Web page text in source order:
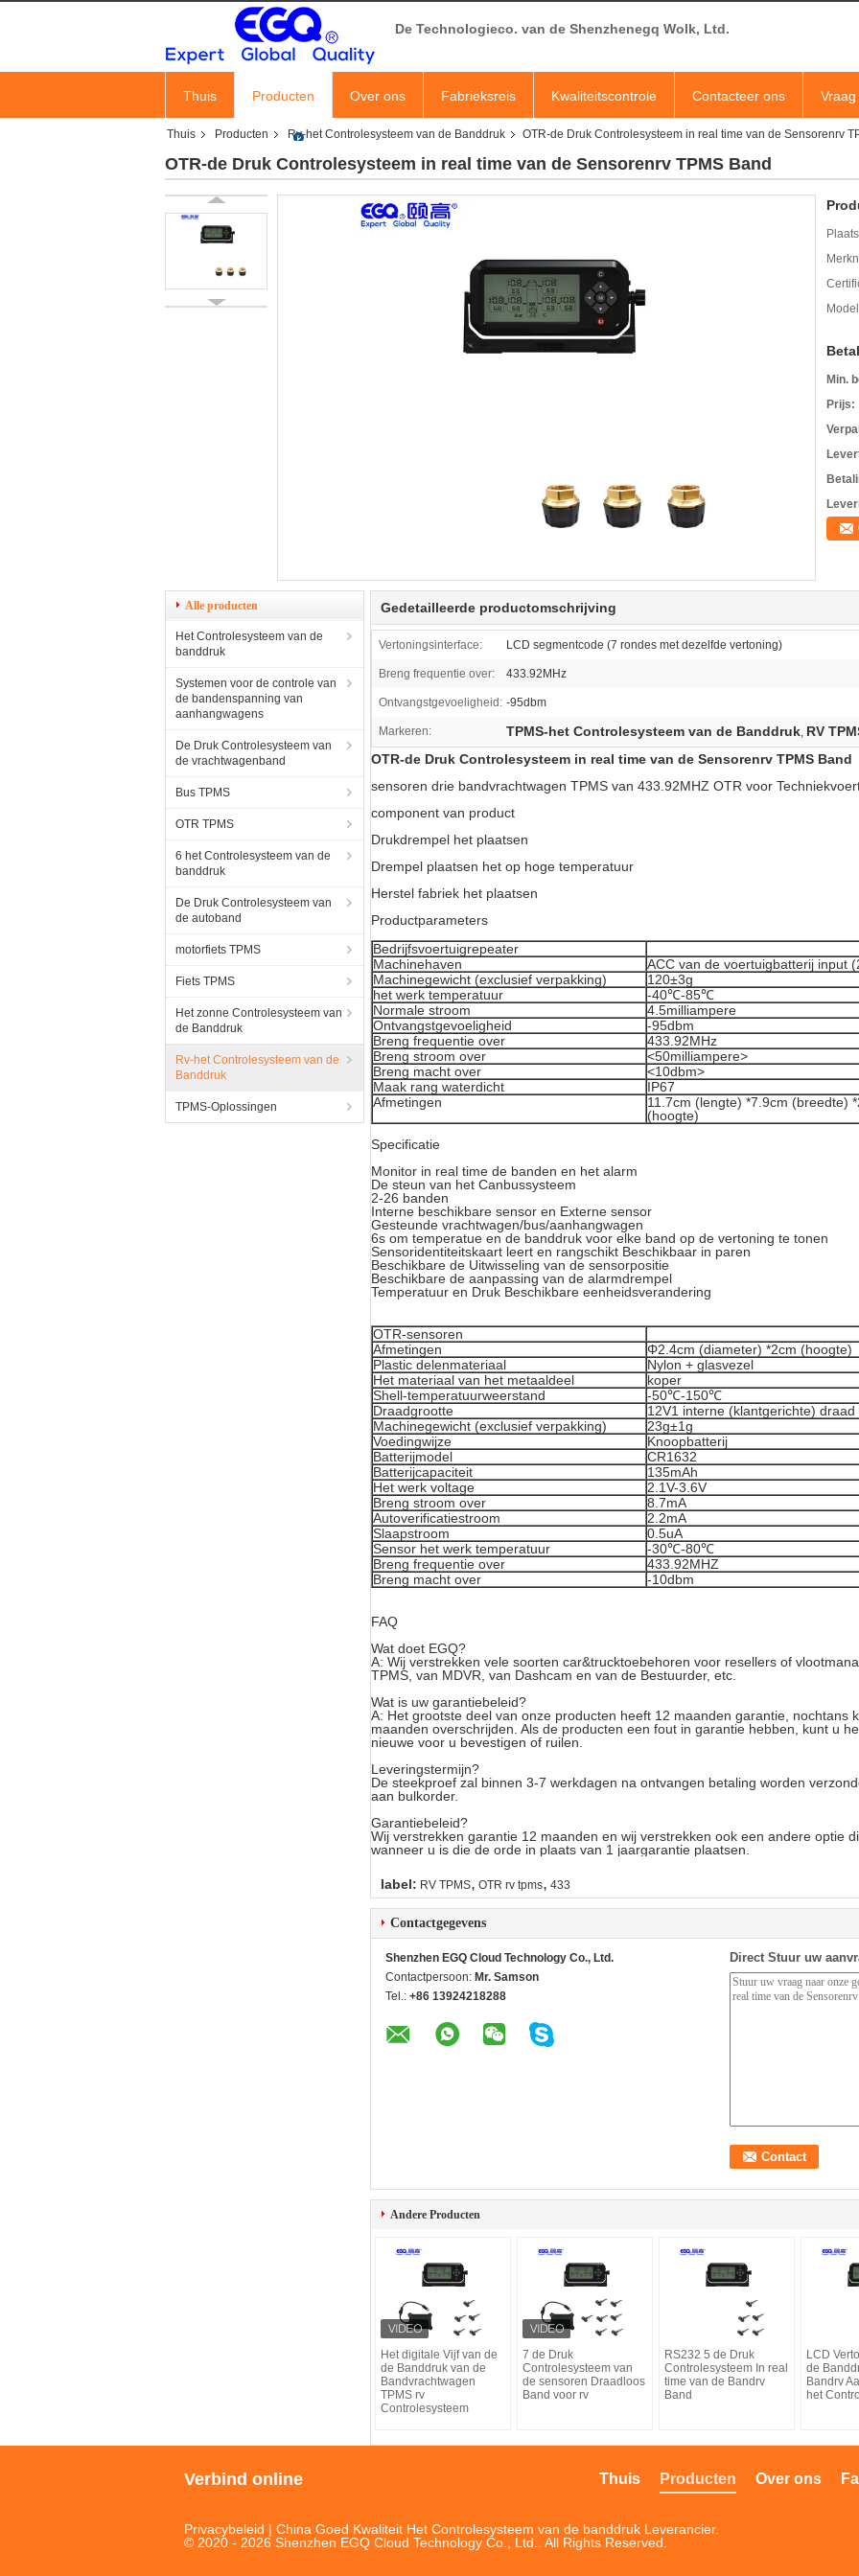
De Technologieco. van de Shenzhenegq Wolk, Ltd.
Thuis Producten Over ons Fabrieksreis Kwaliteitscontrole Contacteer ons
Thuis Producten Rv-het Controlesysteem van de Banddruk OTR-de Druk Controlesysteem in real time van de Sensorenrv
OTR-de Druk Controlesysteem in real time van de Sensorenrv TPMS Band
Min.
Prijs:
Alle producten
Het Controlesysteem van de
banddruk
Systemen voor de controle van
de bandenspanning van
aanhangwagens
De Druk Controlesysteem van
de vrachtwagenband
Bus TPMS
OTR TPMS
6 het Controlesysteem van de
banddruk
De Druk Controlesysteem van
de autoband
motorfiets TPMS
Fiets TPMS
Het zonne Controlesysteem van
de Banddruk
Rv-het Controlesysteem van de
Banddruk
TPMS-Oplossingen
Gedetailleerde productomschrijving
Vertoningsinterface: LCD segmentcode (7 rondes met dezelfde vertoning)
Breng frequentie over: 433.92MHz
Ontvangstgevoeligheid: -95dbm
Markeren: TPMS-het Controlesysteem van de Banddruk, RV
OTR-de Druk Controlesysteem in real time van de Sensorenrv TPMS Band
sensoren drie bandvrachtwagen TPMS van 433.92MHZ OTR voor
component van product
Drukdrempel het plaatsen
Drempel plaatsen het op hoge temperatuur
Herstel fabriek het plaatsen
Productparameters
Bedrijfsvoertuigrepeater
Machinehaven
ACC van de voertuigbatterij input
Machinegewicht (exclusief verpakking)
120±3g
het werk temperatuur
-40℃-85℃
Normale stroom
4.5milliampere
Ontvangstgevoeligheid
-95dbm
Breng frequentie over
433.92MHz
Breng stroom over
<50milliampere>
Breng macht over
<10dbm>
Maak rang waterdicht
IP67
Afmetingen
11.7cm (lengte) *7.9cm (breedte)
(hoogte)
Specificatie
Monitor in real time de banden en het alarm
De steun van het Canbussysteem
2-26 banden
Interne beschikbare sensor en Externe sensor
Gesteunde vrachtwagen/bus/aanhangwagen
6s om temperatue en de banddruk voor elke band op de vertoning te tonen
Sensoridentiteitskaart leert en rangschikt Beschikbaar in paren
Beschikbare de Uitwisseling van de sensorpositie
Beschikbare de aanpassing van de alarmdrempel
Temperatuur en Druk Beschikbare eenheidsverandering
OTR-sensoren
Afmetingen
Φ2.4cm (diameter) *2cm (hoogte)
Plastic delenmateriaal
Nylon + glasvezel
Het materiaal van het metaaldeel
koper
Shell-temperatuurweerstand
-50℃-150℃
Draadgrootte
12V1 interne (klantgerichte) draad
Machinegewicht (exclusief verpakking)
23g±1g
Voedingwijze
Knoopbatterij
Batterijmodel
CR1632
Batterijcapaciteit
135mAh
Het werk voltage
2.1V-3.6V
Breng stroom over
8.7mA
Autoverificatiestroom
2.2mA
Slaapstroom
0.5uA
Sensor het werk temperatuur
-30℃-80℃
Breng frequentie over
433.92MHZ
Breng macht over
-10dbm
FAQ
Wat doet EGQ?
A: Wij verstrekken vele soorten car&trucktoebehoren voor resellers of
TPMS, van MDVR, van Dashcam en van de Bestuurder, etc.
Wat is uw garantiebeleid?
A: Het grootste deel van onze producten heeft 12 maanden garantie, nochtans
maanden overschrijden. Als de producten een fout in garantie hebben, kunt u
nieuwe voor u bevestigen of ruilen.
Leveringstermijn?
De steekproef zal binnen 3-7 werkdagen na ontvangen betaling worden
aan bulkorder.
Garantiebeleid?
Wij verstrekken garantie 12 maanden en wij verstrekken ook een andere optie
wanneer u is die de orde in plaats van 1 jaargarantie plaatsen.
label: RV TPMS, OTR rv tpms, 433
Contactgegevens
Shenzhen EGQ Cloud Technology Co., Ltd.
Contactpersoon: Mr. Samson
Tel.: +86 13924218288
Direct Stuur uw
Andere Producten
Het digitale Vijf van de
de Banddruk van de
Bandvrachtwagen
TPMS rv
Controlesysteem
7 de Druk
Controlesysteem van
de sensoren Draadloos
Band voor rv
RS232 5 de Druk
Controlesysteem In real
time van de Bandrv
Band
LCD
de
Bandrv
het
Verbind online Over ons
Producten
Thuis
Privacybeleid | China Goed Kwaliteit Het Controlesysteem van de banddruk Leverancier.
© 2020 - 2026 Shenzhen EGQ Cloud Technology Co., Ltd.. All Rights Reserved.